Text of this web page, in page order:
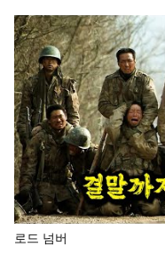
로드 넘버